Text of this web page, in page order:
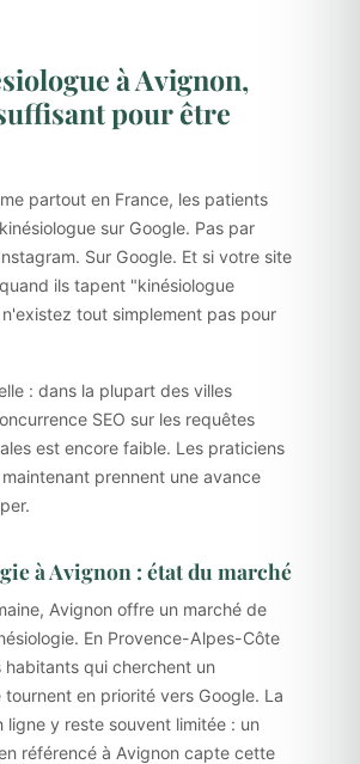
à Avignon,
pour être
partout en France, les patients
sur Google. Pas par
Sur Google. Et si votre site
ils tapent "kinésiologue
tout simplement pas pour
: dans la plupart des villes
SEO sur les requêtes
est encore faible. Les praticiens
prennent une avance
à Avignon : état du marché
Avignon offre un marché de
En Provence-Alpes-Côte
habitants qui cherchent un
tournent en priorité vers Google. La
ligne y reste souvent limitée : un
référencé à Avignon capte cette